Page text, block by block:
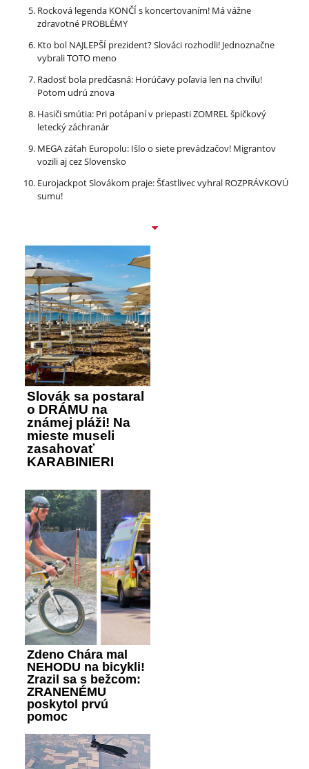
Rocková legenda KONČÍ s koncertovaním! Má vážne
zdravotné PROBLÉMY
Kto bol NAJLEPŠÍ prezident? Slováci rozhodli! Jednoznačne
vybrali TOTO meno
Radosť bola predčasná: Horúčavy poľavia len na chvíľu!
Potom udrú znova
Hasiči smútia: Pri potápaní v priepasti ZOMREL špičkový
letecký záchranár
MEGA záťah Europolu: Išlo o siete prevádzačov! Migrantov
vozili aj cez Slovensko
Eurojackpot Slovákom praje: Šťastlivec vyhral ROZPRÁVKOVÚ
sumu!
Slovák sa postaral
o DRÁMU na
známej pláži! Na
mieste museli
zasahovať
KARABINIERI
Zdeno Chára mal
NEHODU na bicykli!
Zrazil sa s bežcom:
ZRANENÉMU
poskytol prvú
pomoc